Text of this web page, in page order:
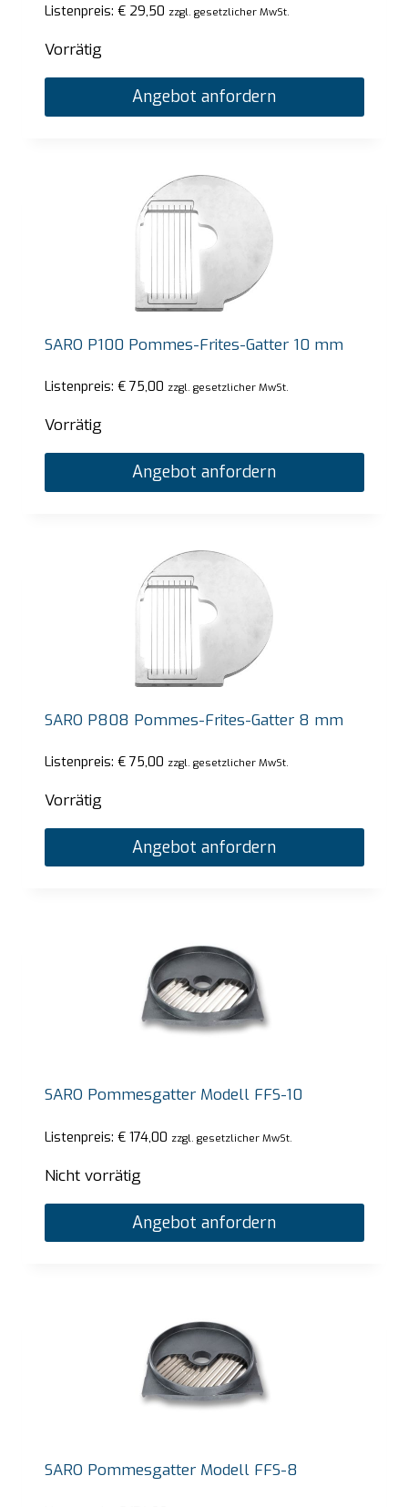
Listenpreis: €29,50 zzgl. gesetzlicher MwSt.
Vorrätig
Angebot anfordern
SARO P100 Pommes-Frites-Gatter 10 mm
Listenpreis: €75,00 zzgl. gesetzlicher MwSt.
Vorrätig
Angebot anfordern
SARO P808 Pommes-Frites-Gatter 8 mm
Listenpreis: €75,00 zzgl. gesetzlicher MwSt.
Vorrätig
Angebot anfordern
SARO Pommesgatter Modell FFS-10
Listenpreis: €174,00 zzgl. gesetzlicher MwSt.
Nicht vorrätig
Angebot anfordern
SARO Pommesgatter Modell FFS-8